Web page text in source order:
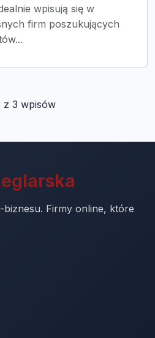
wpisują się w
firm poszukujących
z 3 wpisów
biznesu. Firmy online, które